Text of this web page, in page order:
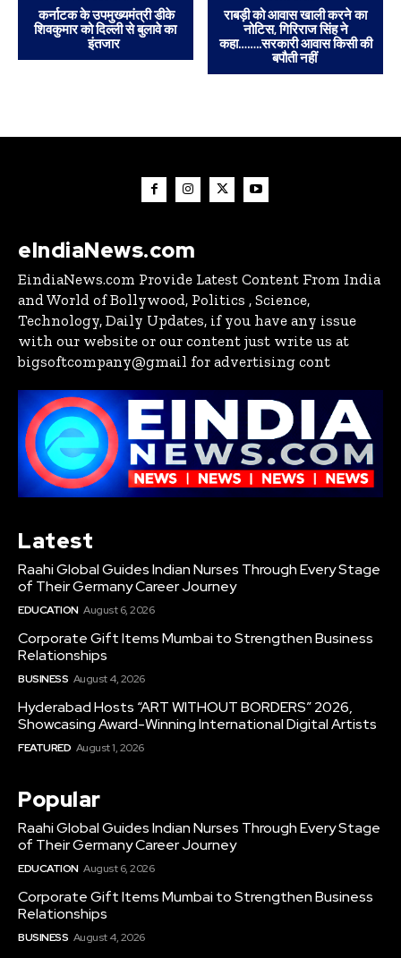
कर्नाटक के उपमुख्यमंत्री डीके
शिवकुमार को दिल्ली से बुलावे का
इंतजार
राबड़ी को आवास खाली करने का
नोटिस, गिरिराज सिंह ने
कहा……..सरकारी आवास किसी की
बपौती नहीं
eIndiaNews.com
EindiaNews.com Provide Latest Content From India
and World of Bollywood, Politics , Science,
Technology, Daily Updates, if you have any issue
with our website or our content just write us at
bigsoftcompany@gmail for advertising cont
Latest
Raahi Global Guides Indian Nurses Through Every Stage
of Their Germany Career Journey
EDUCATION August 6, 2026
Corporate Gift Items Mumbai to Strengthen Business
Relationships
BUSINESS August 4, 2026
Hyderabad Hosts “ART WITHOUT BORDERS” 2026,
Showcasing Award-Winning International Digital Artists
FEATURED August 1, 2026
Popular
Raahi Global Guides Indian Nurses Through Every Stage
of Their Germany Career Journey
EDUCATION August 6, 2026
Corporate Gift Items Mumbai to Strengthen Business
Relationships
BUSINESS August 4, 2026